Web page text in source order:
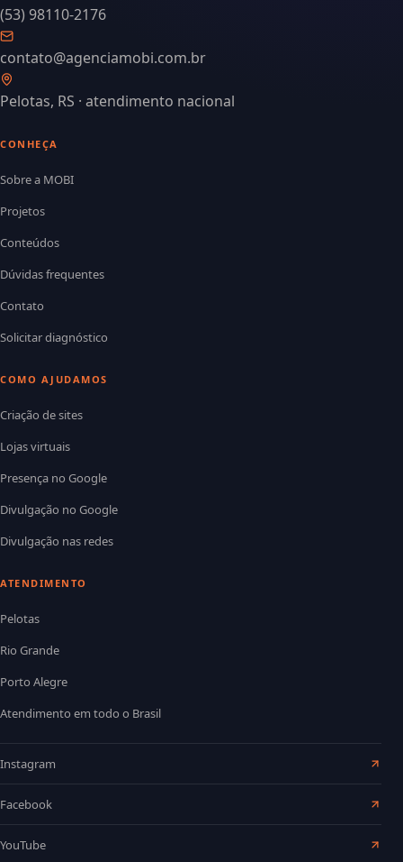
(53) 98110-2176
contato@agenciamobi.com.br
Pelotas, RS · atendimento nacional
CONHEÇA
Sobre a MOBI
Projetos
Conteúdos
Dúvidas frequentes
Contato
Solicitar diagnóstico
COMO AJUDAMOS
Criação de sites
Lojas virtuais
Presença no Google
Divulgação no Google
Divulgação nas redes
ATENDIMENTO
Pelotas
Rio Grande
Porto Alegre
Atendimento em todo o Brasil
Instagram
Facebook
YouTube